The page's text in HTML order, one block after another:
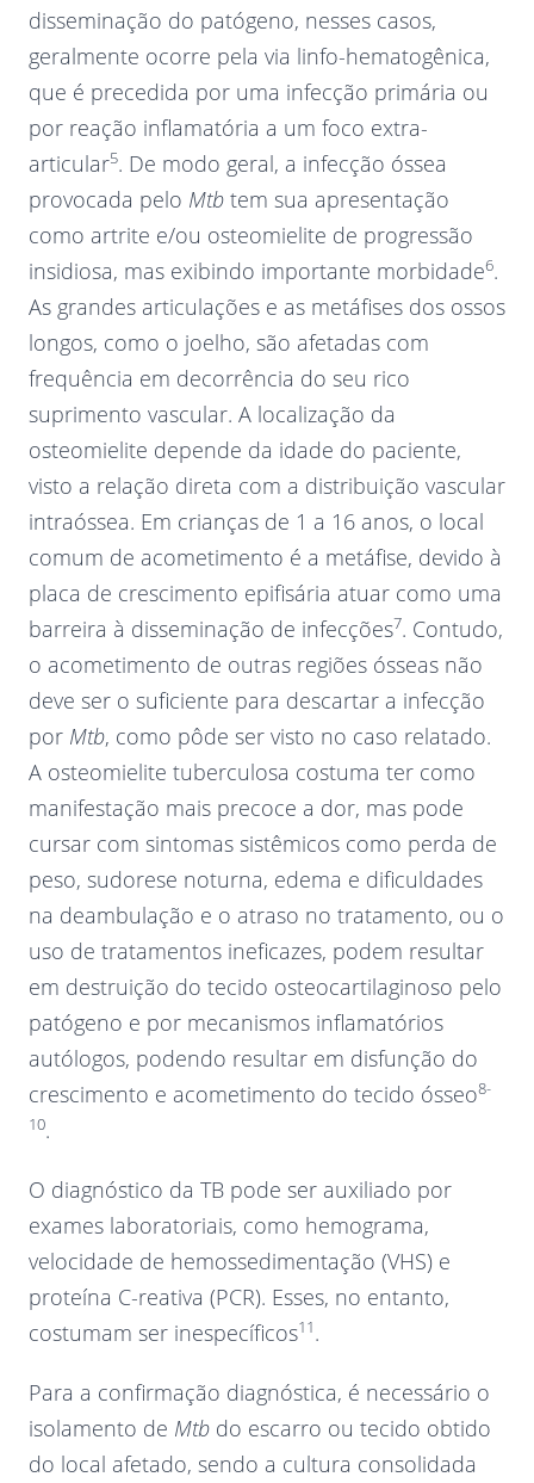
disseminação do patógeno, nesses casos,
geralmente ocorre pela via linfo-hematogênica,
que é precedida por uma infecção primária ou
por reação inflamatória a um foco extra-
articular5. De modo geral, a infecção óssea
provocada pelo Mtb tem sua apresentação
como artrite e/ou osteomielite de progressão
insidiosa, mas exibindo importante morbidade6.
As grandes articulações e as metáfises dos ossos
longos, como o joelho, são afetadas com
frequência em decorrência do seu rico
suprimento vascular. A localização da
osteomielite depende da idade do paciente,
visto a relação direta com a distribuição vascular
intraóssea. Em crianças de 1 a 16 anos, o local
comum de acometimento é a metáfise, devido à
placa de crescimento epifisária atuar como uma
barreira à disseminação de infecções7. Contudo,
o acometimento de outras regiões ósseas não
deve ser o suficiente para descartar a infecção
por Mtb, como pôde ser visto no caso relatado.
A osteomielite tuberculosa costuma ter como
manifestação mais precoce a dor, mas pode
cursar com sintomas sistêmicos como perda de
peso, sudorese noturna, edema e dificuldades
na deambulação e o atraso no tratamento, ou o
uso de tratamentos ineficazes, podem resultar
em destruição do tecido osteocartilaginoso pelo
patógeno e por mecanismos inflamatórios
autólogos, podendo resultar em disfunção do
crescimento e acometimento do tecido ósseo8-
10.
O diagnóstico da TB pode ser auxiliado por
exames laboratoriais, como hemograma,
velocidade de hemossedimentação (VHS) e
proteína C-reativa (PCR). Esses, no entanto,
costumam ser inespecíficos11.
Para a confirmação diagnóstica, é necessário o
isolamento de Mtb do escarro ou tecido obtido
do local afetado, sendo a cultura consolidada